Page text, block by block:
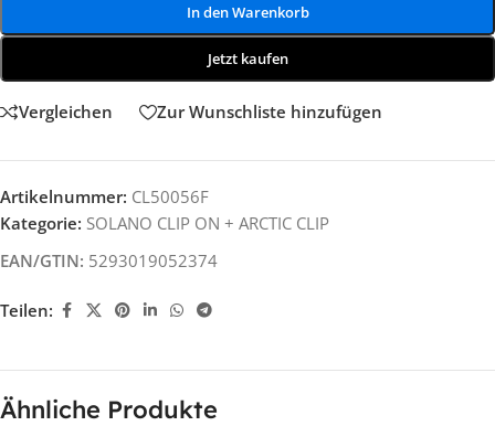
In den Warenkorb
Jetzt kaufen
Vergleichen Zur Wunschliste hinzufügen
Artikelnummer: CL50056F
Kategorie: SOLANO CLIP ON + ARCTIC CLIP
EAN/GTIN: 5293019052374
Teilen:
Ähnliche Produkte